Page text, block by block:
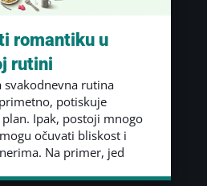
romantiku u
rutini
svakodnevna rutina
potiskuje
Ipak, postoji mnogo
očuvati bliskost i
Na primer, jed